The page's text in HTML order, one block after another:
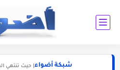
شبكة أضواء | حيث تنتهي